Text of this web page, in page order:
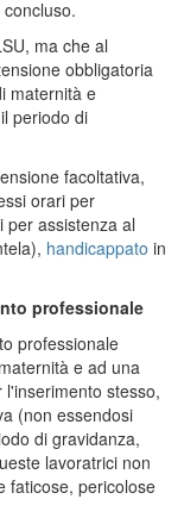
ma che al
obbligatoria
maternità e
periodo di
facoltativa,
orari per
per assistenza al
handicappato in
professionale
professionale
e ad una
stesso,
(non essendosi
di gravidanza,
lavoratrici non
faticose, pericolose